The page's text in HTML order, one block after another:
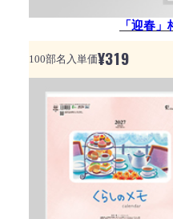
「迎春
100部名入単価¥319